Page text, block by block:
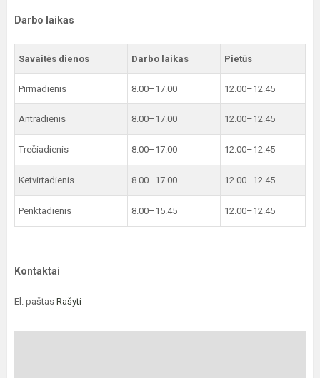
Darbo laikas
Savaitės dienos Darbo laikas Pietūs
Pirmadienis 8.00–17.00 12.00–12.45
Antradienis 8.00–17.00 12.00–12.45
Trečiadienis 8.00–17.00 12.00–12.45
Ketvirtadienis 8.00–17.00 12.00–12.45
Penktadienis 8.00–15.45 12.00–12.45
Kontaktai
El. paštas Rašyti